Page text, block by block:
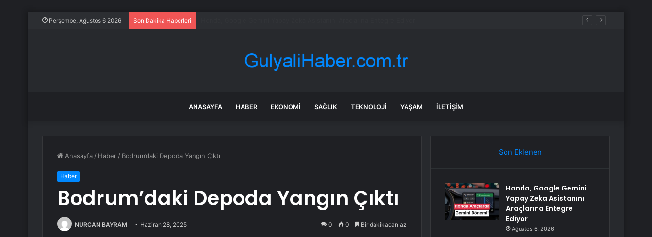
Perşembe, Ağustos 6 2026 Son Dakika Haberleri
ANASAYFA HABER EKONOMI SAĞLIK TEKNOLOJI YAŞAM İLETIŞIM
Anasayfa / Haber / Bodrum’daki Depoda Yangın Çıktı
Haber
Bodrum’daki Depoda Yangın Çıktı
NURCAN BAYRAM Haziran 28, 2025 0 0 Bir dakikadan az
Son Eklenen
Honda, Google Gemini
Yapay Zeka Asistanını
Araçlarına Entegre
Ediyor
Ağustos 6, 2026